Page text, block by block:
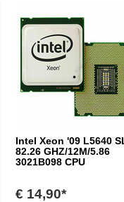
Intel Xeon '09 L5640
82.26 GHZ/12M/5.86
3021B098 CPU
€ 14,90*